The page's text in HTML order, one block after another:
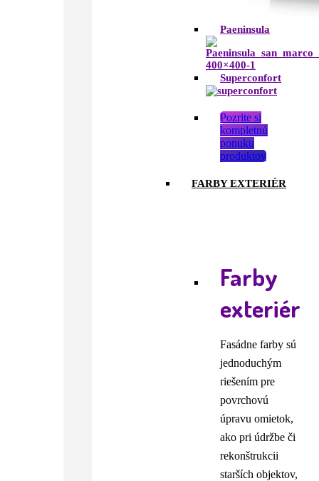
Paeninsula
Superconfort
Pozrite si
kompletnú
ponuku
produktov
FARBY EXTERIÉR
Farby
exteriér
Fasádne farby sú
jednoduchým
riešením pre
povrchovú
úpravu omietok,
ako pri údržbe či
rekonštrukcii
starších objektov,